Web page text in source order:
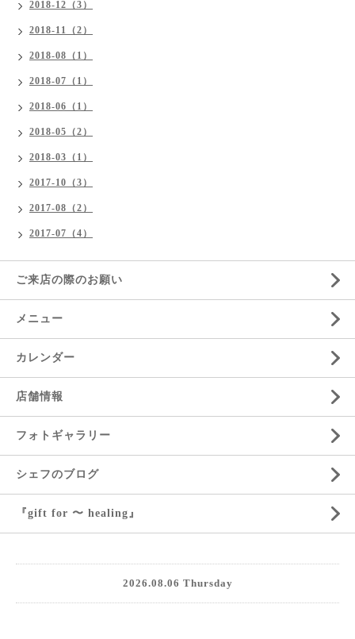
2018-12（3）
2018-11（2）
2018-08（1）
2018-07（1）
2018-06（1）
2018-05（2）
2018-03（1）
2017-10（3）
2017-08（2）
2017-07（4）
ご来店の際のお願い
メニュー
カレンダー
店舗情報
フォトギャラリー
シェフのブログ
『gift for 〜 healing』
2026.08.06 Thursday